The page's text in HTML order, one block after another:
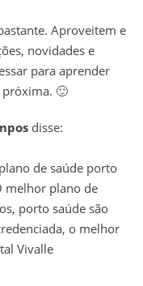
Aproveitem e
novidades e
para aprender
próxima. 🙂
disse:
de saúde porto
melhor plano de
porto saúde são
o melhor
Vivalle